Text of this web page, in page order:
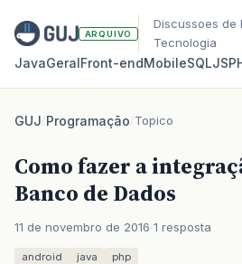
ARQUIVO
Discussoes de
Tecnologia
JavaGeralFront‑endMobileSQLJS
GUJ/Programação/Topico
Como fazer a
Banco de Dados
11 de novembro de 2016 1 resposta
android java php